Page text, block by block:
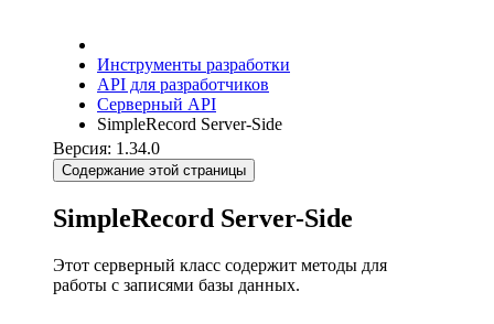
Инструменты разработки
API для разработчиков
Серверный API
SimpleRecord Server-Side
Версия: 1.34.0
Содержание этой страницы
SimpleRecord Server-Side
Этот серверный класс содержит методы для
работы с записями базы данных.